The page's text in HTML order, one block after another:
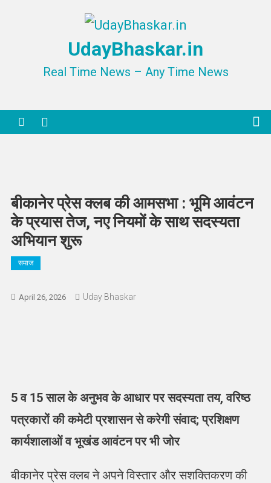
UdayBhaskar.in
Real Time News – Any Time News
बीकानेर प्रेस क्लब की आमसभा : भूमि आवंटन
के प्रयास तेज, नए नियमों के साथ सदस्यता
अभियान शुरू
समाज
April 26, 2026 Uday Bhaskar
5 व 15 साल के अनुभव के आधार पर सदस्यता तय, वरिष्ठ
पत्रकारों की कमेटी प्रशासन से करेगी संवाद; प्रशिक्षण
कार्यशालाओं व भूखंड आवंटन पर भी जोर
बीकानेर प्रेस क्लब ने अपने विस्तार और सशक्तिकरण की